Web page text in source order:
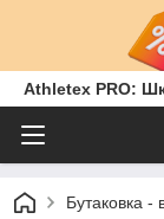
Athletex PRO:
Бутаковка -